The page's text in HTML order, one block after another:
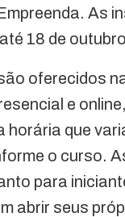
As
18 de
oferecidos
e
horária que
o curso.
para
abrir seus